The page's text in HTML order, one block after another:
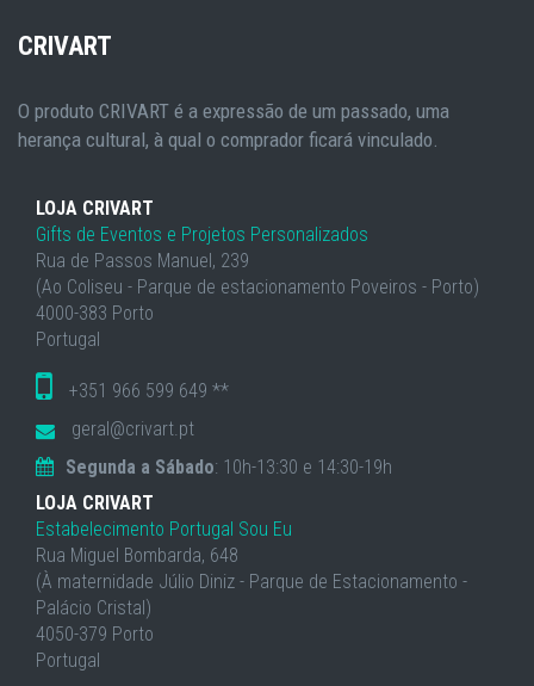
CRIVART
O produto CRIVART é a expressão de um passado, uma
herança cultural, à qual o comprador ficará vinculado.
LOJA CRIVART
Gifts de Eventos e Projetos Personalizados
Rua de Passos Manuel, 239
(Ao Coliseu - Parque de estacionamento Poveiros - Porto)
4000-383 Porto
Portugal
+351 966 599 649 **
geral@crivart.pt
Segunda a Sábado: 10h-13:30 e 14:30-19h
LOJA CRIVART
Estabelecimento Portugal Sou Eu
Rua Miguel Bombarda, 648
(À maternidade Júlio Diniz - Parque de Estacionamento -
Palácio Cristal)
4050-379 Porto
Portugal